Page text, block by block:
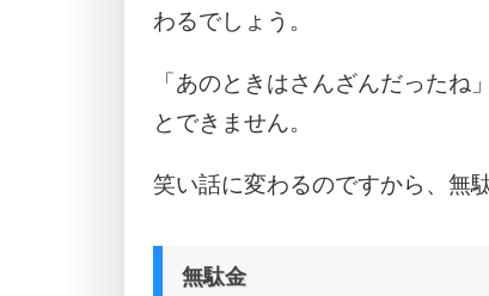
わるでしょう。
「あのときはさんざんだった
とできません。
笑い話に変わるのですから、無
無駄金